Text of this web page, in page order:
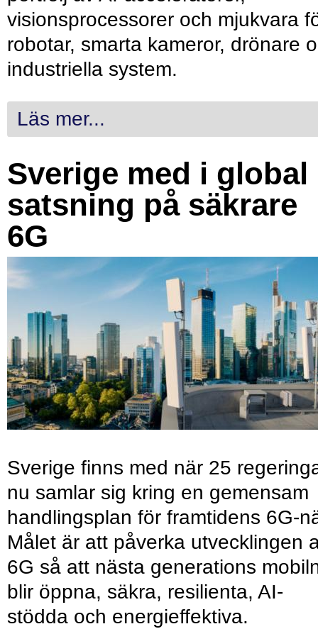
visionsprocessorer och mjukvara
robotar, smarta kameror, drönare
industriella system.
Läs mer...
Sverige med i global
satsning på säkrare
6G
Sverige finns med när 25
nu samlar sig kring en gemensam
handlingsplan för framtidens 6G-
Målet är att påverka utvecklingen
6G så att nästa generations
blir öppna, säkra, resilienta, AI-
stödda och energieffektiva.